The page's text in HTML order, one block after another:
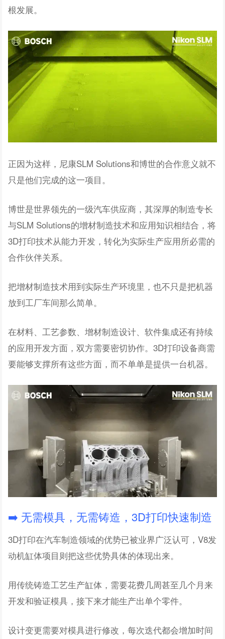
根发展。
正因为这样，尼康SLM Solutions和博世的合作意义就不
只是他们完成的这一项目。
博世是世界领先的一级汽车供应商，其深厚的制造专长
与SLM Solutions的增材制造技术和应用知识相结合，将
3D打印技术从能力开发，转化为实际生产应用所必需的
合作伙伴关系。
把增材制造技术用到实际生产环境里，也不只是把机器
放到工厂车间那么简单。
在材料、工艺参数、增材制造设计、软件集成还有持续
的应用开发方面，双方需要密切协作。3D打印设备商需
要能够支撑所有这些方面，而不单单是提供一台机器。
➡️ 无需模具，无需铸造，3D打印快速制造
3D打印在汽车制造领域的优势已被业界广泛认可，V8发
动机缸体项目则把这些优势具体的体现出来。
用传统铸造工艺生产缸体，需要花费几周甚至几个月来
开发和验证模具，接下来才能生产出单个零件。
设计变更需要对模具进行修改，每次迭代都会增加时间